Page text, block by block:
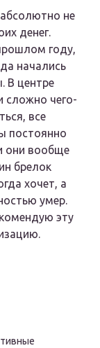
не
денег.
году,
начались
В центре
сложно чего-
все
постоянно
они вообще
брелок
хочет, а
умер.
эту